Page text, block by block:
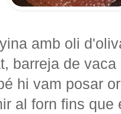
amb oli
barreja de
hi vam posar
al forn fins